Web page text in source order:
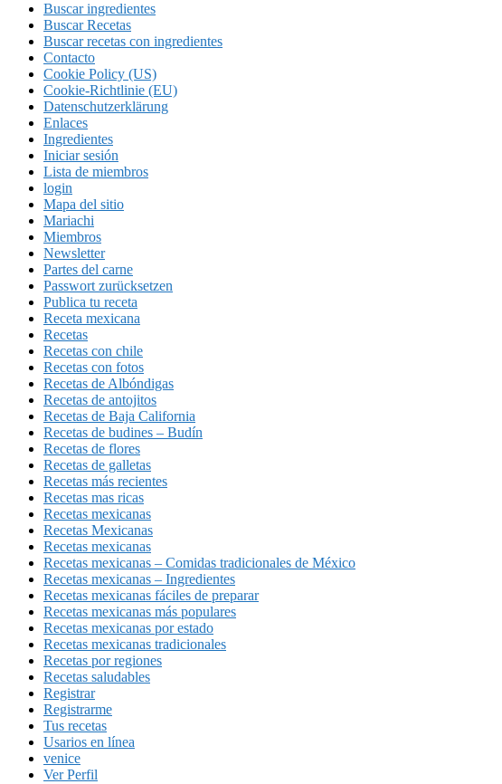
Buscar ingredientes
Buscar Recetas
Buscar recetas con ingredientes
Contacto
Cookie Policy (US)
Cookie-Richtlinie (EU)
Datenschutzerklärung
Enlaces
Ingredientes
Iniciar sesión
Lista de miembros
login
Mapa del sitio
Mariachi
Miembros
Newsletter
Partes del carne
Passwort zurücksetzen
Publica tu receta
Receta mexicana
Recetas
Recetas con chile
Recetas con fotos
Recetas de Albóndigas
Recetas de antojitos
Recetas de Baja California
Recetas de budines – Budín
Recetas de flores
Recetas de galletas
Recetas más recientes
Recetas mas ricas
Recetas mexicanas
Recetas Mexicanas
Recetas mexicanas
Recetas mexicanas – Comidas tradicionales de México
Recetas mexicanas – Ingredientes
Recetas mexicanas fáciles de preparar
Recetas mexicanas más populares
Recetas mexicanas por estado
Recetas mexicanas tradicionales
Recetas por regiones
Recetas saludables
Registrar
Registrarme
Tus recetas
Usarios en línea
venice
Ver Perfil